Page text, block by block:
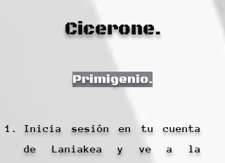
Cicerone.
Primigenio.
Inicia sesión en tu cuenta
de Laniakea y ve a la